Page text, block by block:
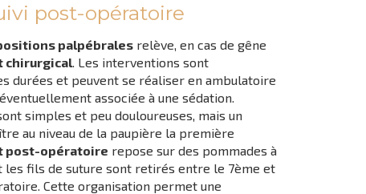
post-opératoire
palpébralesrelève, en cas de gêne
chirurgical. Les interventions sont
durées et peuvent se réaliser en ambulatoire
associée à une sédation.
simples et peu douloureuses, mais un
au niveau de la paupière la première
post-opératoire repose sur des pommades à
fils de suture sont retirés entre le 7ème et
Cette organisation permet une